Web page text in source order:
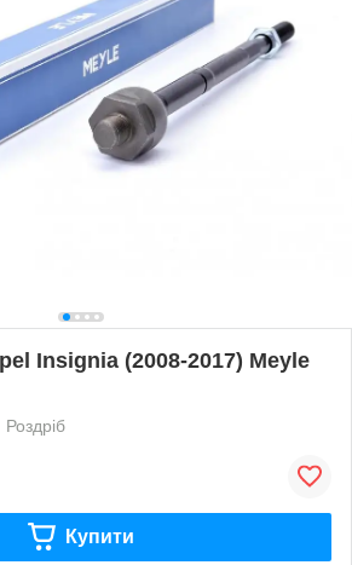
Insignia (2008-2017) Meyle
Роздріб
Купити